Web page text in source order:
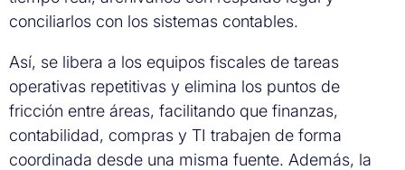
conciliarlos con los sistemas contables.
Así, se libera a los equipos fiscales de tareas
operativas repetitivas y elimina los puntos de
fricción entre áreas, facilitando que finanzas,
contabilidad, compras y TI trabajen de forma
coordinada desde una misma fuente. Además, la